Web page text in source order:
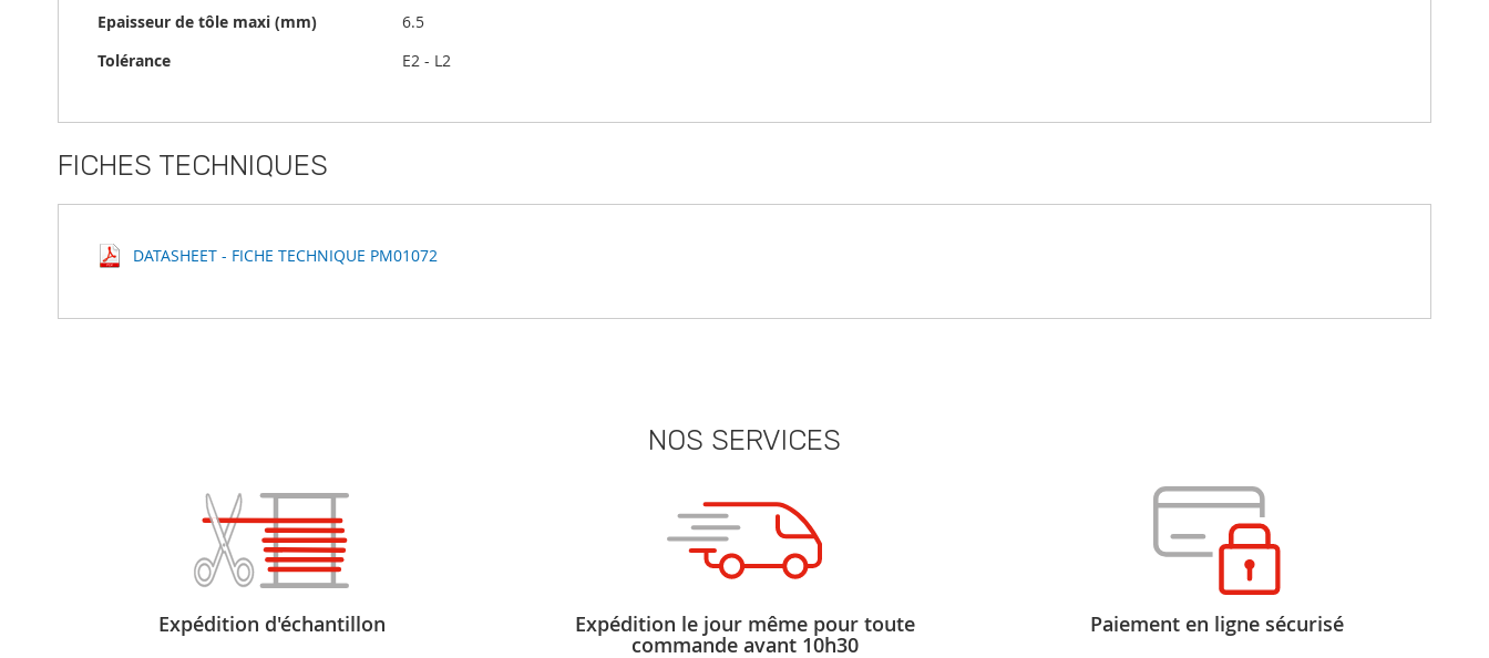
Epaisseur de tôle maxi (mm)
6.5
Tolérance
E2 - L2
FICHES TECHNIQUES
DATASHEET - FICHE TECHNIQUE PM01072
NOS SERVICES
Expédition d'échantillon Expédition le jour même pour toute
commande avant 10h30
Paiement en ligne sécurisé